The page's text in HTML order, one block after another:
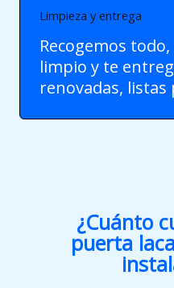
Limpieza y entrega
Recogemos
limpio y te
renovadas,
¿Cuánto
puerta